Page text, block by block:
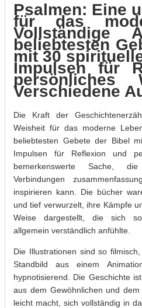
Psalmen: Eine
für das
Vollständige
beliebtesten
mit 30
Impulsen für
persönliches
Verschiedene
Die Kraft der
Weisheit für das moderne
beliebtesten Gebete der Bibel
Impulsen für Reflexion und
bemerkenswerte Sache,
Verbindungen
inspirieren kann. Die bücher
und tief verwurzelt, ihre Kämpfe
Weise dargestellt, die sich
allgemein verständlich anfühlte.
Die Illustrationen sind so
Standbild aus einem
hypnotisierend. Die Geschichte
aus dem Gewöhnlichen und
leicht macht, sich vollständig in